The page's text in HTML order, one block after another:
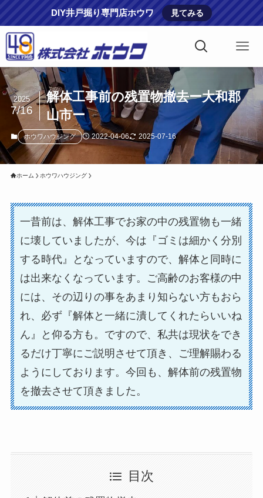
DIY井戸掘り専門店ホウワ 見てみる
解体工事前の残置物撤去ー大和郡
山市ー
2025
7/16
ホウワハウジング 2022-04-06 2025-07-16
ホーム ホウワハウジング
一昔前は、解体工事でお家の中の残置物も一緒
に壊していましたが、今は『ゴミは細かく分別
する時代』となっていますので、解体と同時に
は出来なくなっています。ご高齢のお客様の中
には、その辺りの事をあまり知らない方もおら
れ、必ず『解体と一緒に潰してくれたらいいね
ん』と仰る方も。ですので、私共は現状をでき
るだけ丁寧にご説明させて頂き、ご理解賜わる
ようにしております。今回も、解体前の残置物
を撤去させて頂きました。
目次